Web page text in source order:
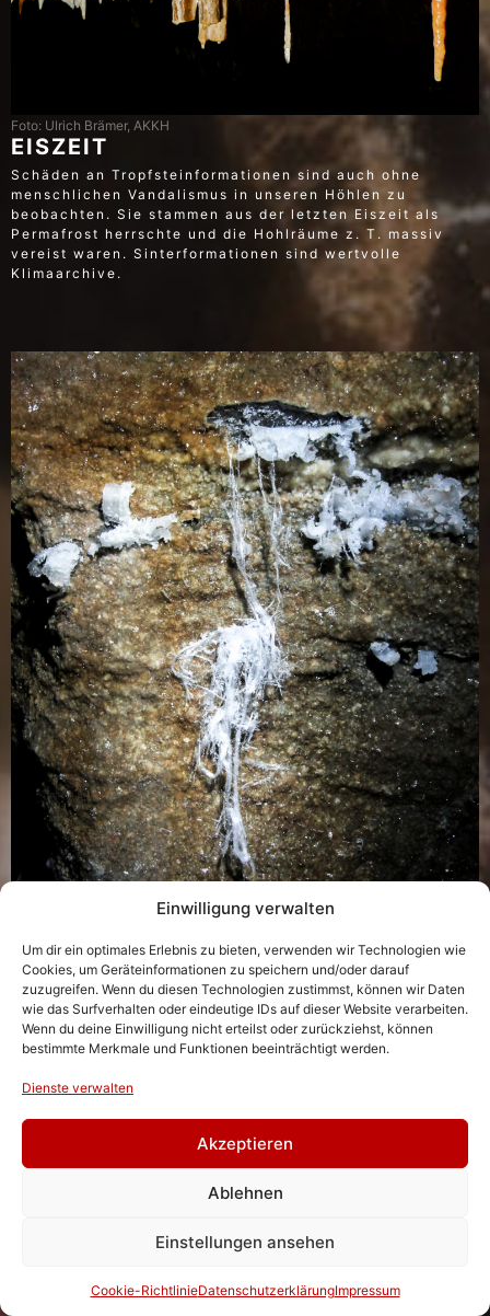
Einwilligung verwalten
Um dir ein optimales Erlebnis zu bieten, verwenden wir Technologien wie
Cookies, um Geräteinformationen zu speichern und/oder darauf
zuzugreifen. Wenn du diesen Technologien zustimmst, können wir Daten
wie das Surfverhalten oder eindeutige IDs auf dieser Website verarbeiten.
Wenn du deine Einwilligung nicht erteilst oder zurückziehst, können
bestimmte Merkmale und Funktionen beeinträchtigt werden.
Dienste verwalten
Akzeptieren
Ablehnen
Einstellungen ansehen
Cookie-RichtlinieDatenschutzerklärungImpressum
Foto: Ulrich Brämer, AKKH
EISZEIT
Schäden an Tropfsteinformationen sind auch ohne
menschlichen Vandalismus in unseren Höhlen zu
beobachten. Sie stammen aus der letzten Eiszeit als
Permafrost herrschte und die Hohlräume z. T. massiv
vereist waren. Sinterformationen sind wertvolle
Klimaarchive.
Foto: Ulrich Brämer, AKKH
GIPSWATTE
Gipskristalle und speziell Gipswatte sind in Höhlen
unserer Breitengrade, eine absolute Seltenheit. Sie
können nur bei sehr geringer Luftfeuchtigkeit entstehen,
Syrien und Oman anzutreffen sind.